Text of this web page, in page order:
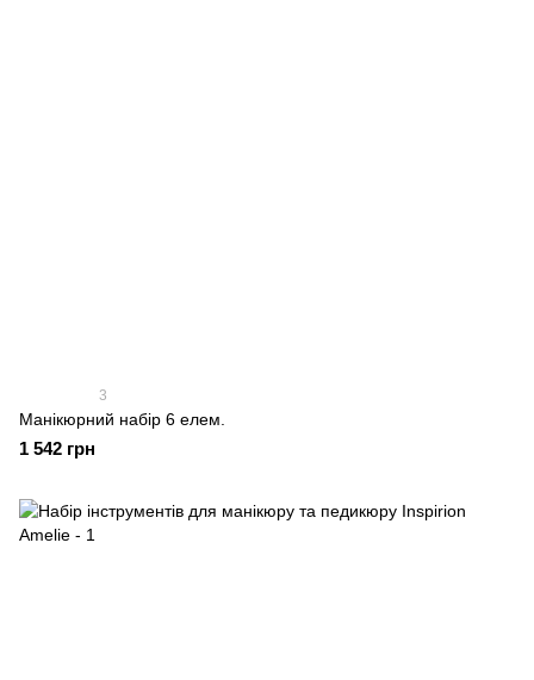
3
Манікюрний набір 6 елем.
1 542 грн